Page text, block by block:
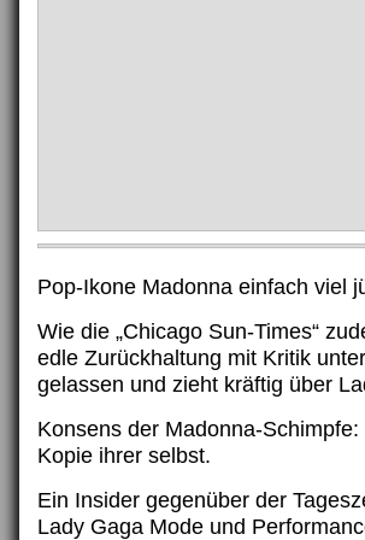
Pop-Ikone Madonna einfach viel
Wie die „Chicago Sun-Times“
edle Zurückhaltung mit Kritik
gelassen und zieht kräftig über
Konsens der Madonna-
Kopie ihrer selbst.
Ein Insider gegenüber der
Lady Gaga Mode und